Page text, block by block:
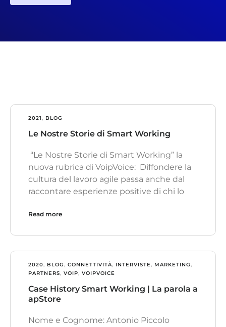
2021, BLOG
Le Nostre Storie di Smart Working
“Le Nostre Storie di Smart Working” la
nuova rubrica di VoipVoice: Diffondere la
cultura del lavoro agile passa anche dal
raccontare esperienze positive di chi lo
Read more
2020, BLOG, CONNETTIVITÀ, INTERVISTE, MARKETING,
PARTNERS, VOIP, VOIPVOICE
Case History Smart Working | La parola a
apStore
Nome e Cognome: Antonio Piccolo